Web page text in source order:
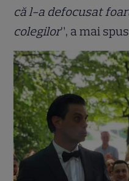
că l-a defocusat
colegilor”, a mai